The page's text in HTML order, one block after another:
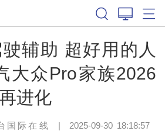
辅助 超好用的人
大众Pro家族2026
进化
国际在线 | 2025-09-30 18:18:57